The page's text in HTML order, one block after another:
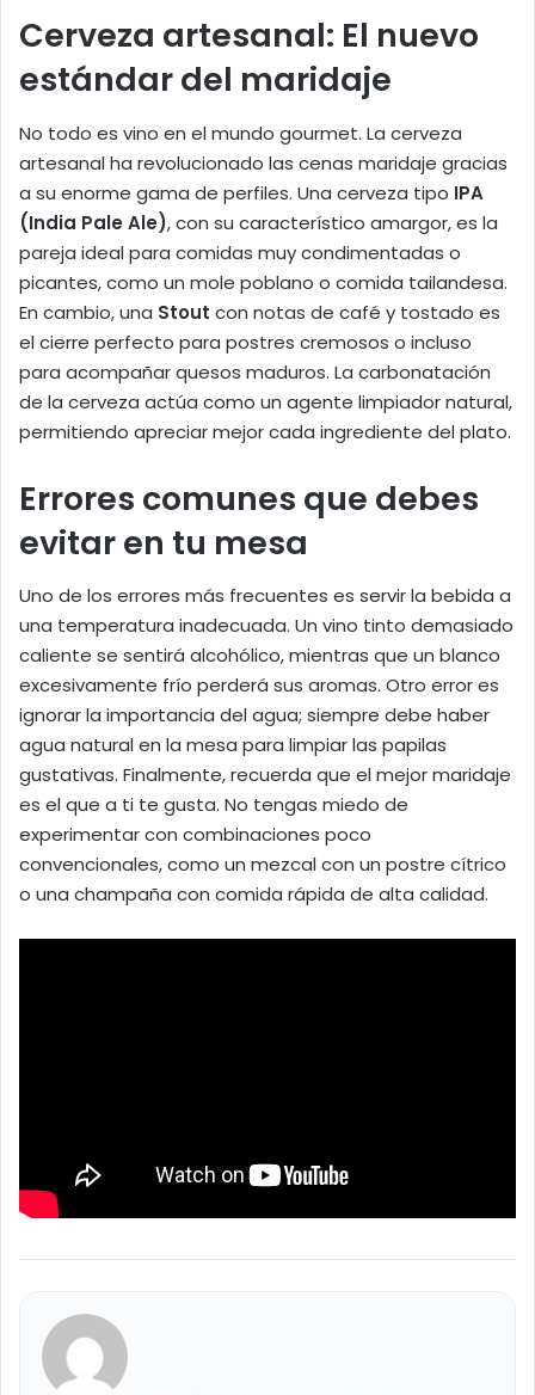
Cerveza artesanal: El nuevo
estándar del maridaje
No todo es vino en el mundo gourmet. La cerveza
artesanal ha revolucionado las cenas maridaje gracias
a su enorme gama de perfiles. Una cerveza tipo IPA
(India Pale Ale), con su característico amargor, es la
pareja ideal para comidas muy condimentadas o
picantes, como un mole poblano o comida tailandesa.
En cambio, una Stout con notas de café y tostado es
el cierre perfecto para postres cremosos o incluso
para acompañar quesos maduros. La carbonatación
de la cerveza actúa como un agente limpiador natural,
permitiendo apreciar mejor cada ingrediente del plato.
Errores comunes que debes
evitar en tu mesa
Uno de los errores más frecuentes es servir la bebida a
una temperatura inadecuada. Un vino tinto demasiado
caliente se sentirá alcohólico, mientras que un blanco
excesivamente frío perderá sus aromas. Otro error es
ignorar la importancia del agua; siempre debe haber
agua natural en la mesa para limpiar las papilas
gustativas. Finalmente, recuerda que el mejor maridaje
es el que a ti te gusta. No tengas miedo de
experimentar con combinaciones poco
convencionales, como un mezcal con un postre cítrico
o una champaña con comida rápida de alta calidad.